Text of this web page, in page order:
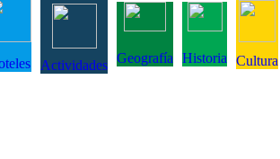
Actividades Geografía Historia Cultura